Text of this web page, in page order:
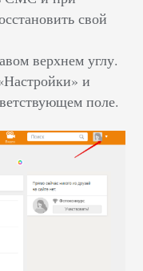
свой
верхнем углу.
и
поле.